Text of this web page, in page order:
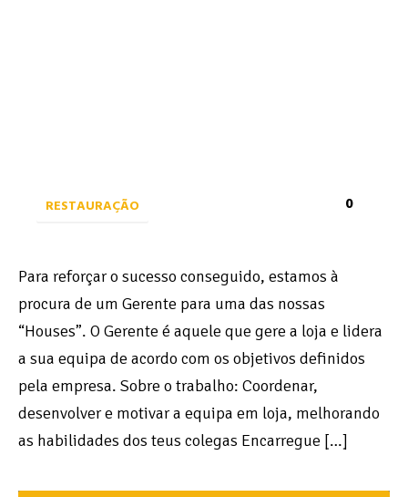
RESTAURAÇÃO 0
Para reforçar o sucesso conseguido, estamos à
procura de um Gerente para uma das nossas
“Houses”. O Gerente é aquele que gere a loja e lidera
a sua equipa de acordo com os objetivos definidos
pela empresa. Sobre o trabalho: Coordenar,
desenvolver e motivar a equipa em loja, melhorando
as habilidades dos teus colegas Encarregue […]